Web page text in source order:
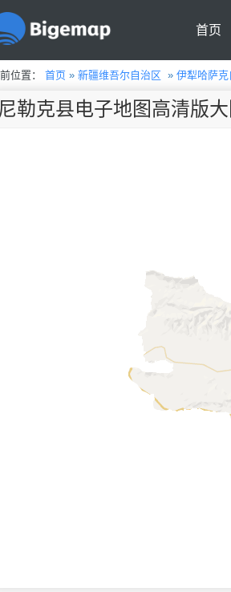
首页
位置： 首页» 新疆维吾尔自治区 » 伊犁哈萨克
尼勒克县电子地图高清版